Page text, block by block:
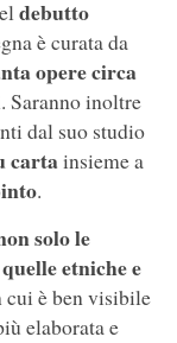
debutto
è curata da
opere circa
Saranno inoltre
dal suo studio
cartainsieme a
.
solo le
etniche e
cui è ben visibile
elaborata e